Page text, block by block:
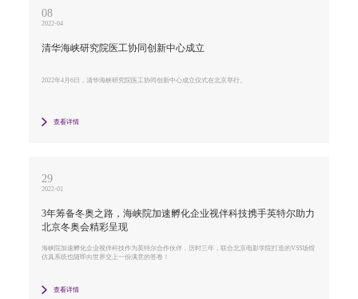
08
2022-04
清华海峡研究院医工协同创新中心成立
2022年4月6日，清华海峡研究院医工协同创新中心成立仪式在北京举行。
查看详情
29
2022-01
3年筹备冬奥之路，海峡院加速孵化企业视伴科技携手英特尔助力
北京冬奥会精彩呈现
海峡院加速孵化企业视伴科技作为英特尔合作伙伴，历时三年，联合北京电影学院打造的VSS场馆
仿真系统也随即向世界交上一份满意的答卷！
查看详情